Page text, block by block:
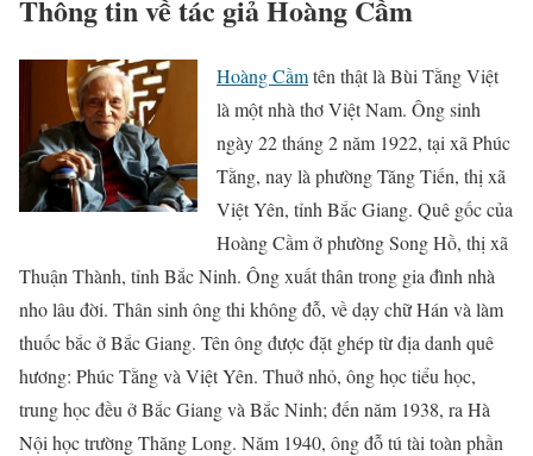
Thông tin về tác giả Hoàng Cầm
Hoàng Cầmtên thật là Bùi Tằng Việt
là một nhà thơ Việt Nam. Ông sinh
ngày 22 tháng 2 năm 1922, tại xã Phúc
Tằng, nay là phường Tăng Tiến, thị xã
Việt Yên, tỉnh Bắc Giang. Quê gốc của
Hoàng Cầm ở phường Song Hồ, thị xã
Thuận Thành, tỉnh Bắc Ninh. Ông xuất thân trong gia đình nhà
nho lâu đời. Thân sinh ông thi không đỗ, về dạy chữ Hán và làm
thuốc bắc ở Bắc Giang. Tên ông được đặt ghép từ địa danh quê
hương: Phúc Tằng và Việt Yên. Thuở nhỏ, ông học tiểu học,
trung học đều ở Bắc Giang và Bắc Ninh; đến năm 1938, ra Hà
Nội học trường Thăng Long. Năm 1940, ông đỗ tú tài toàn phần